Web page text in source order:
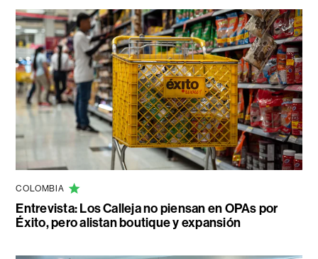
COLOMBIA
Entrevista: Los Calleja no piensan en OPAs por
Éxito, pero alistan boutique y expansión